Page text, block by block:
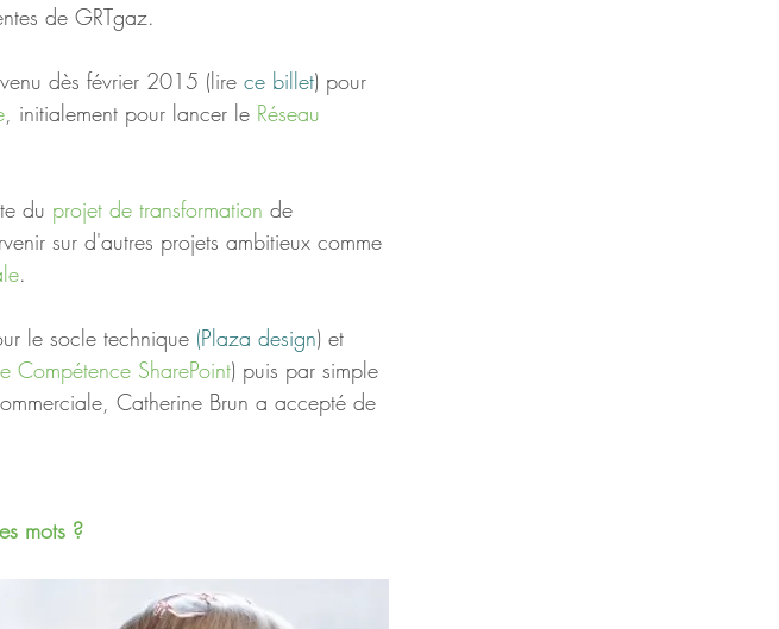
de GRTgaz.
dès février 2015 (lire ce billet) pour
, initialement pour lancer le Réseau
du projet de transformation de
sur d'autres projets ambitieux comme
.
le socle technique (Plaza design) et
Compétence SharePoint) puis par simple
Catherine Brun a accepté de
mots ?